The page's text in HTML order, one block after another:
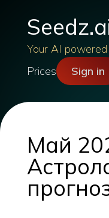
Your AI
Prices
Sign in
Май